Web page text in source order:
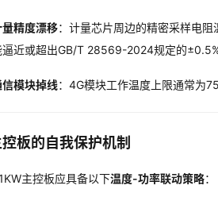
精度漂移：计量芯片周边的精密采样电
近或超出GB/T 28569-2024规定的±0.5%
模块掉线：4G模块工作温度上限通常为
板的自我保护机制
主控板应具备以下温度-功率联动策略：